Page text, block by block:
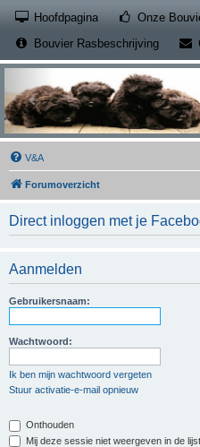
Hoofdpagina Onze
Bouvier Rasbeschrijving
V&A
Forumoverzicht
Direct inloggen met je
Aanmelden
Gebruikersnaam:
Wachtwoord:
Ik ben mijn wachtwoord vergeten
Stuur activatie-e-mail opnieuw
Onthouden
Mij deze sessie niet weergeven in de